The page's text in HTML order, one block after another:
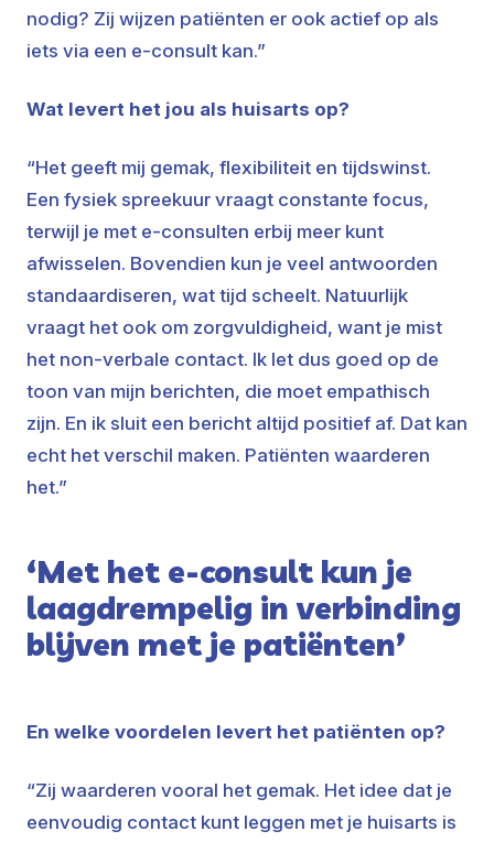
nodig? Zij wijzen patiënten er ook actief op als
iets via een e-consult kan.”
Wat levert het jou als huisarts op?
“Het geeft mij gemak, flexibiliteit en tijdswinst.
Een fysiek spreekuur vraagt constante focus,
terwijl je met e-consulten erbij meer kunt
afwisselen. Bovendien kun je veel antwoorden
standaardiseren, wat tijd scheelt. Natuurlijk
vraagt het ook om zorgvuldigheid, want je mist
het non-verbale contact. Ik let dus goed op de
toon van mijn berichten, die moet empathisch
zijn. En ik sluit een bericht altijd positief af. Dat kan
echt het verschil maken. Patiënten waarderen
het.”
‘Met het e-consult kun je
laagdrempelig in verbinding
blijven met je patiënten’
En welke voordelen levert het patiënten op?
“Zij waarderen vooral het gemak. Het idee dat je
eenvoudig contact kunt leggen met je huisarts is